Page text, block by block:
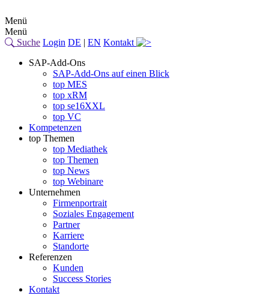
Menü
Menü
Suche Login DE | EN Kontakt
SAP-Add-Ons
SAP-Add-Ons auf einen Blick
top MES
top xRM
top se16XXL
top VC
Kompetenzen
top Themen
top Mediathek
top Themen
top News
top Webinare
Unternehmen
Firmenportrait
Soziales Engagement
Partner
Karriere
Standorte
Referenzen
Kunden
Success Stories
Kontakt